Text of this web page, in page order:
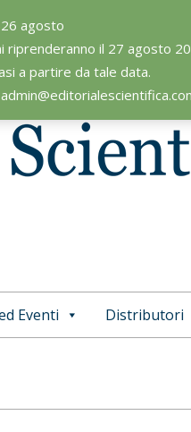
agosto
riprenderanno il 27 agosto
a partire da tale data.
Eventi Distributori